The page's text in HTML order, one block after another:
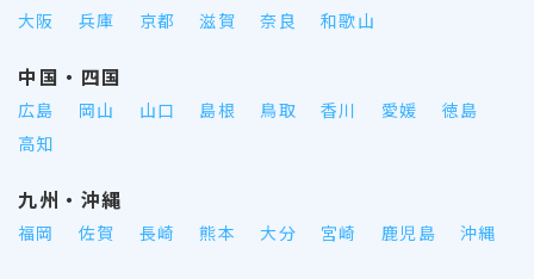
大阪 兵庫 京都 滋賀 奈良 和歌山
中国・四国
広島 岡山 山口 島根 鳥取 香川 愛媛
徳島
高知
九州・沖縄
福岡 佐賀 長崎 熊本 大分 宮崎 鹿児島 沖縄